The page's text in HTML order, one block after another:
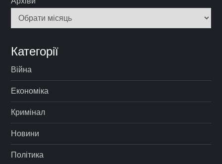
Категорії
Війна
Економіка
Кримінал
Новини
Політика